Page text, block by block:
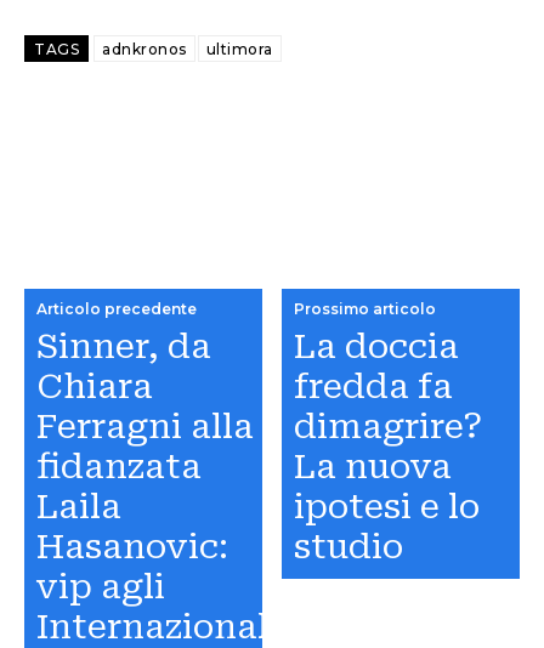
TAGS adnkronos ultimora
Articolo precedente
Sinner, da
Chiara
Ferragni alla
fidanzata
Laila
Hasanovic:
vip agli
Internazionali
Prossimo articolo
La doccia
fredda fa
dimagrire?
La nuova
ipotesi e lo
studio